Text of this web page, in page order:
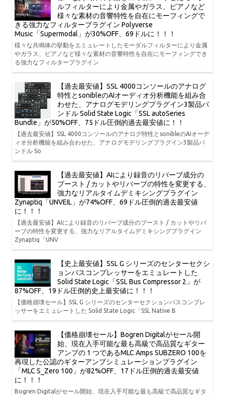
ルフィルターにより金属やガラス、ピアノなど
様々な素材の音響特性を自在にモーフィングで
きる強力なフィルタープラグイン Polyverse
Music「Supermodal」が30%OFF、69ドルに！！！
様々な共鳴体の挙動をエミュレートしたモーダルフィルターにより金属
やガラス、ピアノなど様々な素材の音響特性を自在にモーフィングでき
る強力なフィルタープラグイン
【過去最安値】SSL 4000コンソールのアナログ
特性とsonibleのAIオーディオ分析機能を組み合
わせた、アナログモデリングプラグイン3製品バ
ンドル Solid State Logic「SSL autoSeries
Bundle」が50%OFF、75ドル圧倒的過去最安値に！！
【過去最安値】SSL 4000コンソールのアナログ特性とsonibleのAIオーデ
ィオ分析機能を組み合わせた、アナログモデリングプラグイン3製品バ
ンドル So
【過去最安値】AIにより録音のリバーブ成分の
ブースト / カットやリバーブの特性を変更する、
強力なリアルタイムデミキシングプラグイン
Zynaptiq「UNVEIL」が74%OFF、69ドル圧倒的過去最安値
に！！！
【過去最安値】AIにより録音のリバーブ成分のブースト / カットやリバ
ーブの特性を変更する、強力なリアルタイムデミキシングプラグイン
Zynaptiq「UNV
【史上最安値】SSL G シリーズのセンターセクシ
ョンバスコンプレッサーをエミュレートした
Solid State Logic「SSL Bus Compressor 2」が
87%OFF、19ドル圧倒的史上最安値に！！！
【価格崩壊セール】SSL G シリーズのセンターセクションバスコンプレ
ッサーをエミュレートした Solid State Logic「SSL Native B
【価格崩壊セール】Bogren Digitalがセール開
始、現在入手可能な最も高級で高品質なギター
アンプの 1 つであるMLC Amps SUBZERO 100を
再現した公認のギターアンプシミュレーションプラグイン
「MLC S_Zero 100」が82%OFF、17ドル圧倒的過去最安値
に！！！
Bogren Digitalがセール開始、現在入手可能な最も高級で高品質なギタ